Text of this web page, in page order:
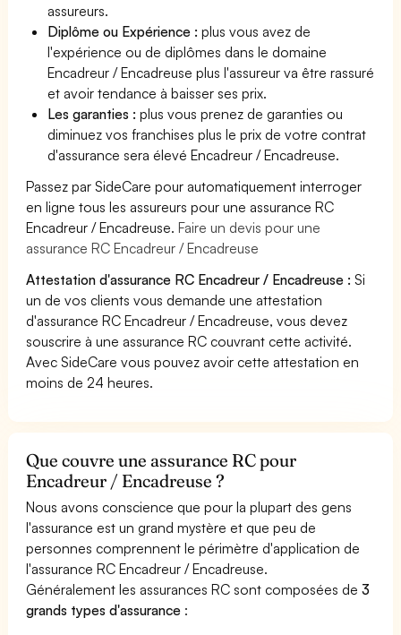
assureurs.
Diplôme ou Expérience :plus vous avez de
l'expérience ou de diplômes dans le domaine
Encadreur / Encadreuse plus l'assureur va être rassuré
et avoir tendance à baisser ses prix.
Les garanties :plus vous prenez de garanties ou
diminuez vos franchises plus le prix de votre contrat
d'assurance sera élevé Encadreur / Encadreuse.
Passez par SideCare pour automatiquement interroger
en ligne tous les assureurs pour une assurance RC
Encadreur / Encadreuse.Faire un devis pour une
assurance RC Encadreur / Encadreuse
Attestation d'assurance RC Encadreur / Encadreuse : Si
un de vos clients vous demande une attestation
d'assurance RC Encadreur / Encadreuse, vous devez
souscrire à une assurance RC couvrant cette activité.
Avec SideCare vous pouvez avoir cette attestation en
moins de 24 heures.
Que couvre une assurance RC pour
Encadreur / Encadreuse ?
Nous avons conscience que pour la plupart des gens
l'assurance est un grand mystère et que peu de
personnes comprennent le périmètre d'application de
l'assurance RC Encadreur / Encadreuse.
Généralement les assurances RC sont composées de3
grands types d'assurance :